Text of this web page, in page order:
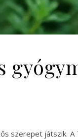
szerepet játszik.